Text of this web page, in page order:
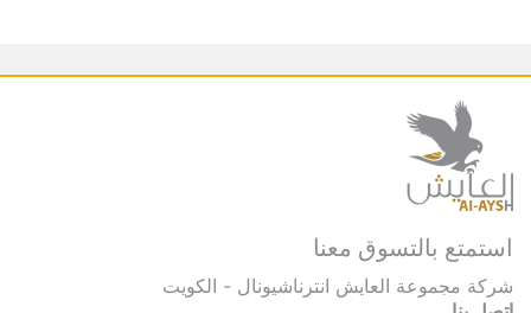
استمتع بالتسوق معنا
شركة مجموعة العايش انترناشيونال - الكويت